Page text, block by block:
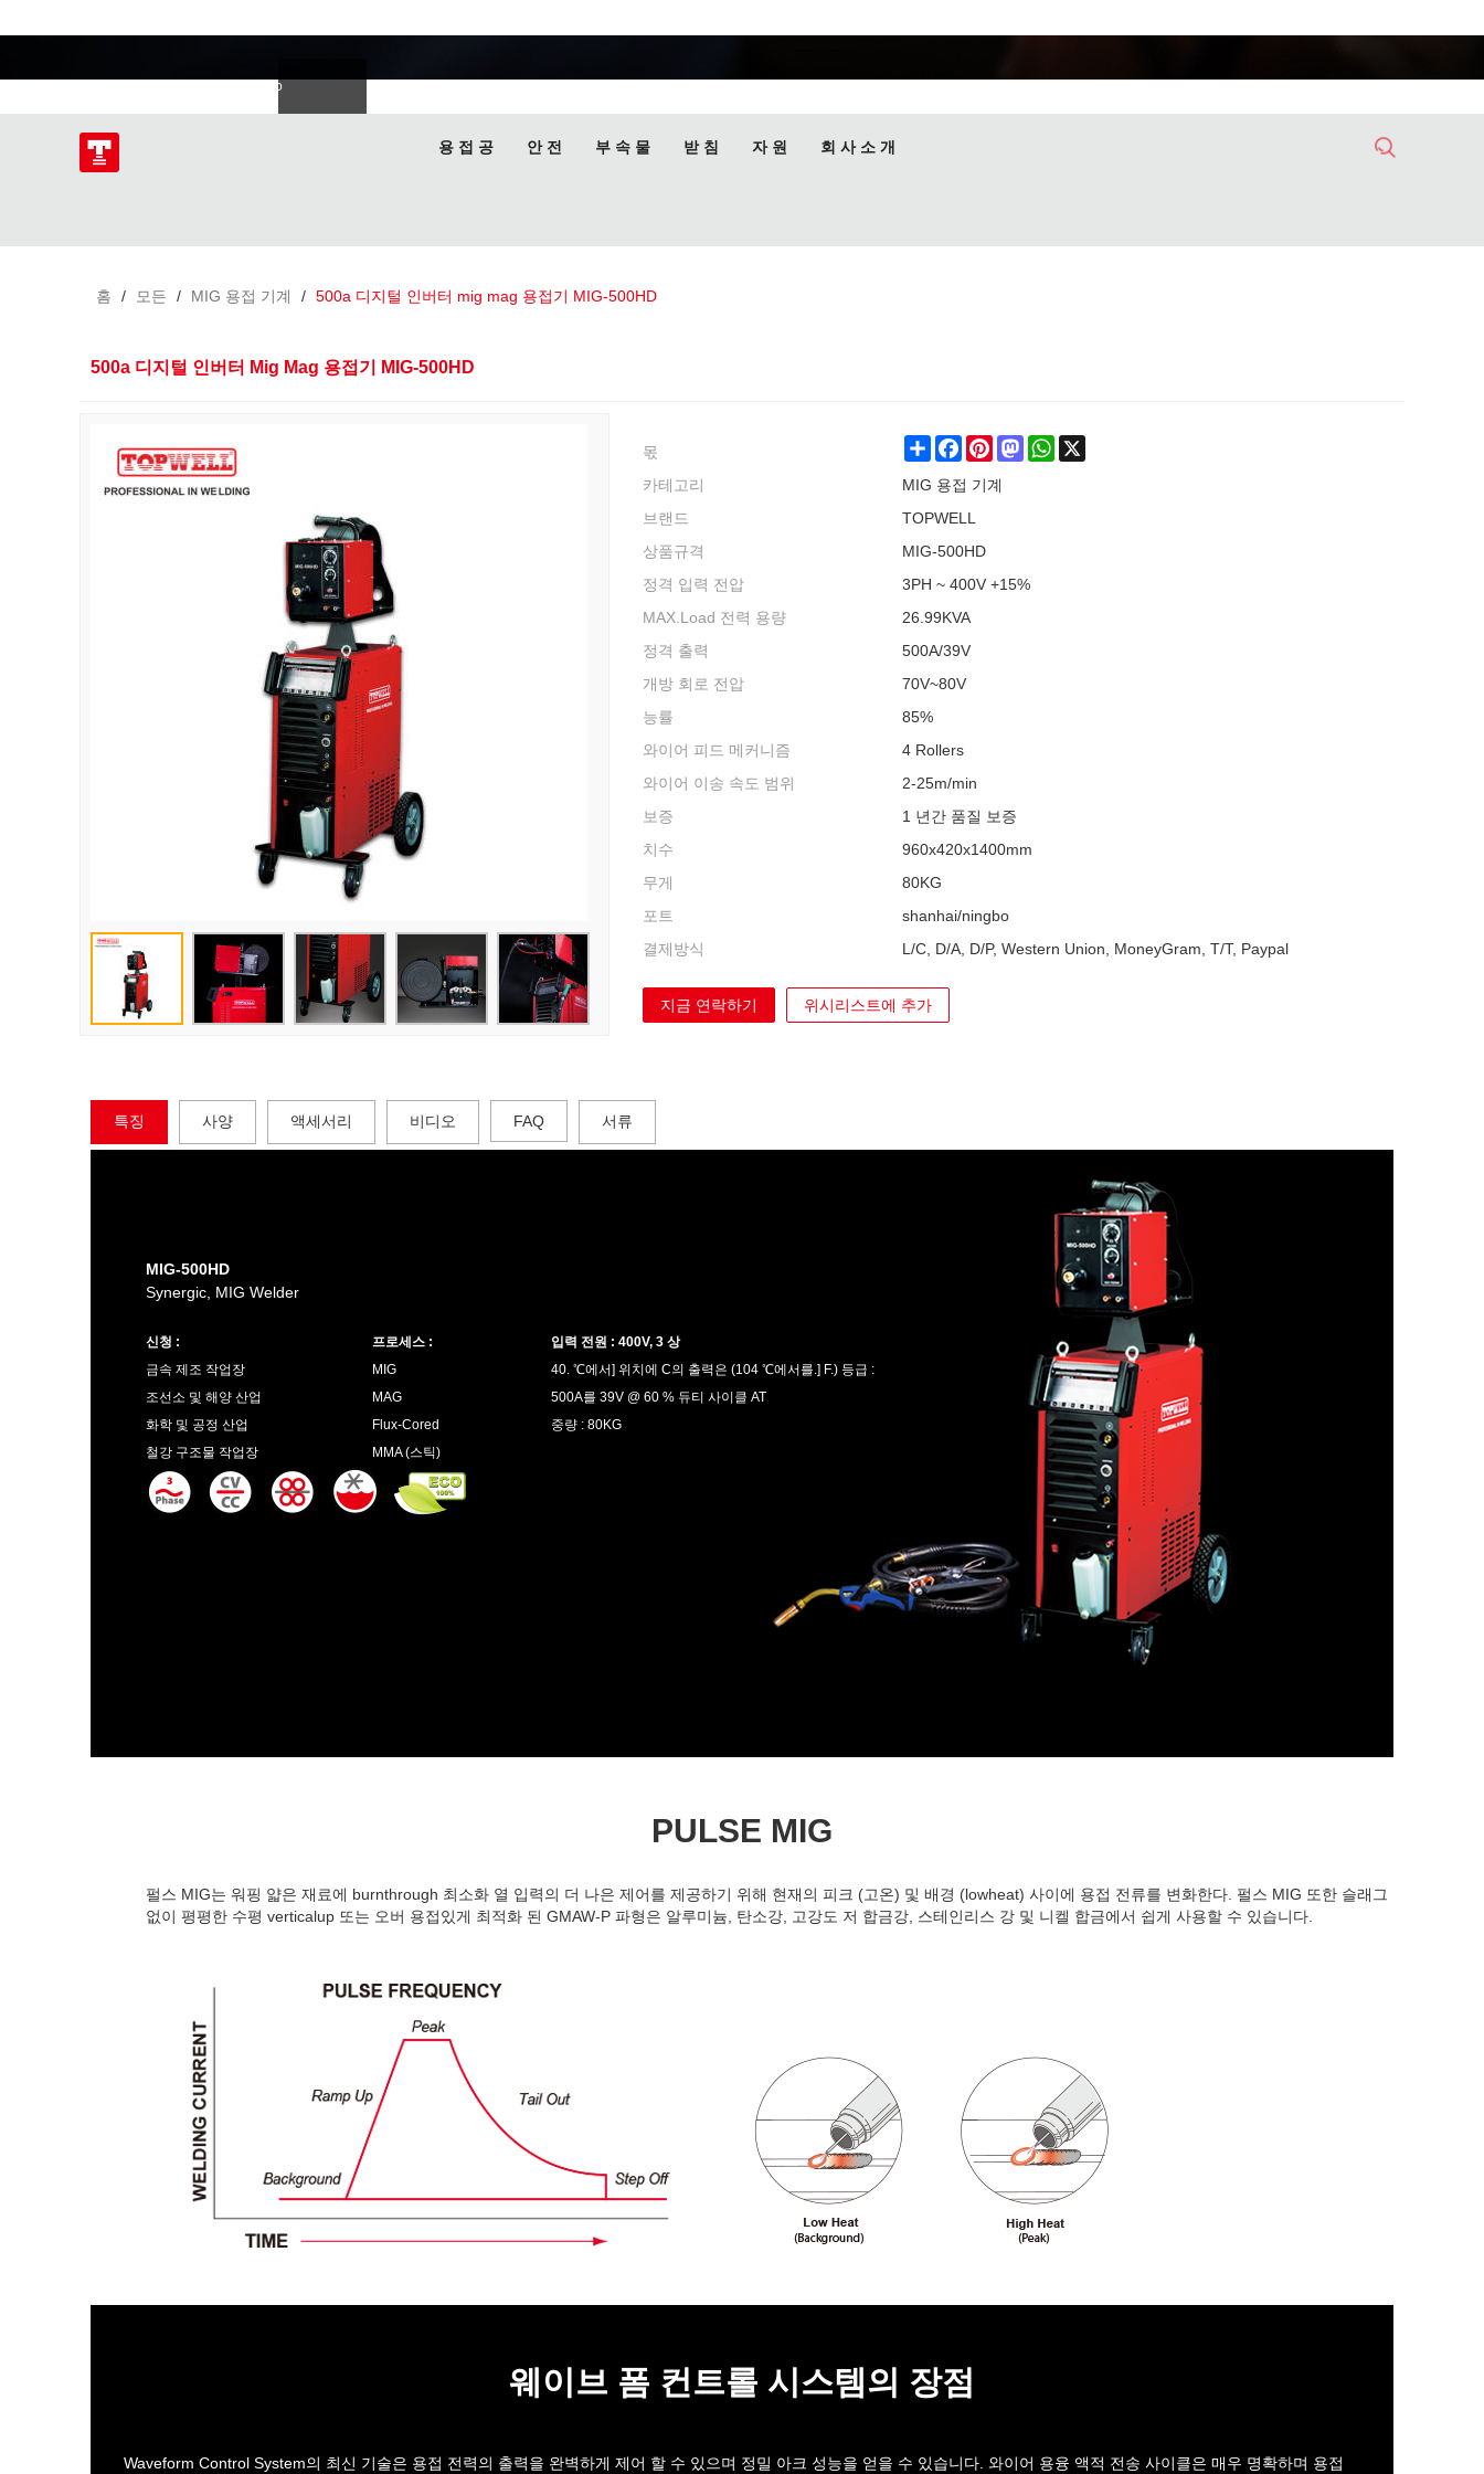
Italiano
Polski 용 접 공 안 전 부 속 물 받 침 자 원 회 사 소 개
홈 / 모든 / MIG 용접 기계 / 500a 디지털 인버터 mig mag 용접기 MIG-500HD
500a 디지털 인버터 Mig Mag 용접기 MIG-500HD
몫 ShareFacebookPinterestMastodonWhatsApp
카테고리
MIG 용접 기계
브랜드
TOPWELL
상품규격
MIG-500HD
정격 입력 전압
3PH ~ 400V +15%
MAX.Load 전력 용량
26.99KVA
정격 출력
500A/39V
개방 회로 전압
70V~80V
능률
85%
와이어 피드 메커니즘
4 Rollers
와이어 이송 속도 범위
2-25m/min
보증
1 년간 품질 보증
치수
960x420x1400mm
무게
80KG
포트
shanhai/ningbo
결제방식
L/C, D/A, D/P, Western Union, MoneyGram, T/T, Paypal
지금 연락하기 위시리스트에 추가
특징 사양 액세서리 비디오 FAQ 서류
MIG-500HD
Synergic, MIG Welder
신청 :
금속 제조 작업장
조선소 및 해양 산업
화학 및 공정 산업
철강 구조물 작업장
프로세스 :
MIG
MAG
Flux-Cored
MMA (스틱)
입력 전원 : 400V, 3 상
40. ℃에서] 위치에 C의 출력은 (104 ℃에서를.] F.) 등급 :
500A를 39V @ 60 % 듀티 사이클 AT
중량 : 80KG
PULSE MIG
펄스 MIG는 워핑 얇은 재료에 burnthrough 최소화 열 입력의 더 나은 제어를 제공하기 위해 현재의 피크 (고온) 및 배경 (lowheat) 사이에 용접 전류를 변화한다. 펄스 MIG 또한 슬래그
없이 평평한 수평 verticalup 또는 오버 용접있게 최적화 된 GMAW-P 파형은 알루미늄, 탄소강, 고강도 저 합금강, 스테인리스 강 및 니켈 합금에서 쉽게 사용할 수 있습니다.
웨이브 폼 컨트롤 시스템의 장점
Waveform Control System의 최신 기술은 용접 전력의 출력을 완벽하게 제어 할 수 있으며 정밀 아크 성능을 얻을 수 있습니다. 와이어 용융 액적 전송 사이클은 매우 명확하며 용접